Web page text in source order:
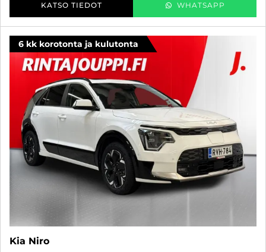
KATSO TIEDOT WHATSAPP
6 kk korotonta ja kulutonta
Kia Niro